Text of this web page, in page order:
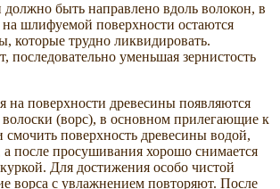
быть направлено вдоль волокон, в
шлифуемой поверхности остаются
которые трудно ликвидировать.
последовательно уменьшая зернистость
поверхности древесины появляются
(ворс), в основном прилегающие к
смочить поверхность древесины водой,
а после просушивания хорошо снимается
Для достижения особо чистой
ворса с увлажнением повторяют. После